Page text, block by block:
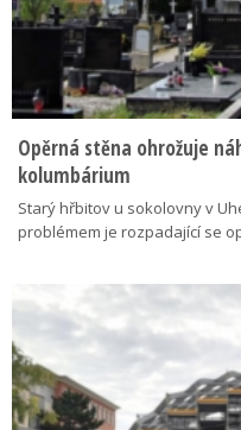
Opěrná stěna ohrožuje
kolumbárium
Starý hřbitov u sokolovny v
problémem je rozpadající se